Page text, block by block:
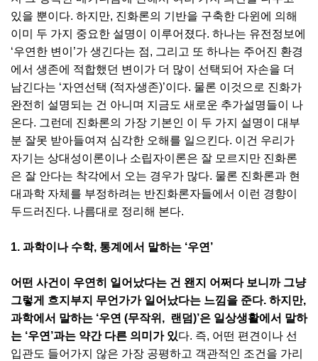
있을 뿐이다. 하지만, 진화론의 기반을 구축한 다윈에 의해
이미 두 가지 중요한 설명이 이루어졌다. 하나는 유전정보에
‘우연한 변이’가 생긴다는 점, 그리고 또 하나는 주어진 환경
에서 생존에 적합했던 변이가 더 많이 선택되어 자손을 더
남긴다는 ‘자연선택 (적자생존)’이다. 물론 이것으로 진화가
완전히 설명되는 건 아니며 지금도 새로운 추가설명들이 나
온다. 그런데 진화론의 가장 기본인 이 두 가지 설명이 대부
분 잘못 받아들여져 심각한 오해를 일으킨다. 이건 우리가
자기는 상대성이론이나 소립자이론은 잘 모르지만 진화론
은 잘 안다는 착각에서 오는 경우가 많다. 물론 진화론과 현
대과학 자체를 부정하려는 반진화론자들에서 이런 경향이
두드러진다. 나름대로 정리해 본다.
1. 과학이나 수학, 통계에서 말하는 ‘우연’
어떤 사건이 우연히 일어났다는 건 왠지 어쩌다 보니까 그냥
그렇게 흐지부지 무언가가 일어났다는 느낌을 준다. 하지만,
과학에서 말하는 ‘우연 (무작위, 랜덤)’은 일상생활에서 말하
는 ‘우연’과는 약간 다른 의미가 있다. 즉, 어떤 편견이나 선
입관도 들어가지 않은 가장 공평하고 객관적인 조건을 가리